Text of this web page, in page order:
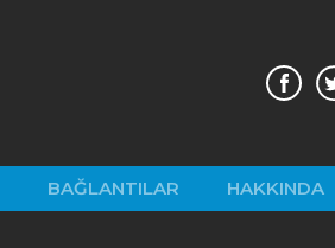
BAĞLANTILAR HAKKINDA